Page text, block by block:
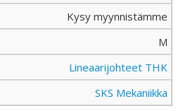
Kysy myynnistämme
M
Lineaarijohteet THK
SKS Mekaniikka